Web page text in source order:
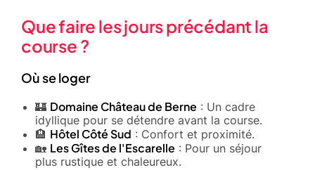
Que faire les jours précédant la
course ?
Où se loger
🏰 Domaine Château de Berne : Un cadre
idyllique pour se détendre avant la course.
🏨 Hôtel Côté Sud : Confort et proximité.
🏡 Les Gîtes de l'Escarelle : Pour un séjour
plus rustique et chaleureux.